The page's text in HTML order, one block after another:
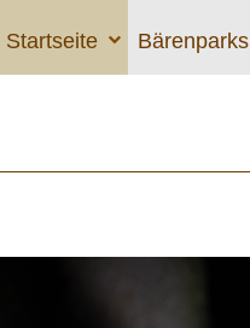
Startseite Bärenparks